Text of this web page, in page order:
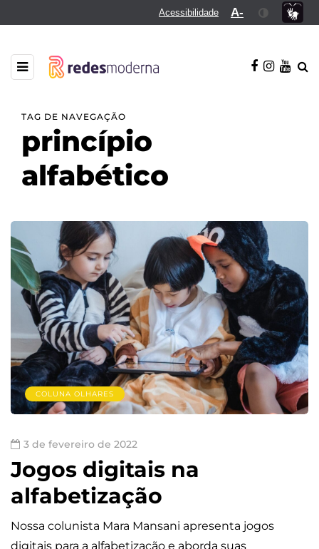
Acessibilidade A-
TAG DE NAVEGAÇÃO
princípio
alfabético
COLUNA OLHARES
3 de fevereiro de 2022
Jogos digitais na
alfabetização
Nossa colunista Mara Mansani apresenta jogos
digitais para a alfabetização e aborda suas